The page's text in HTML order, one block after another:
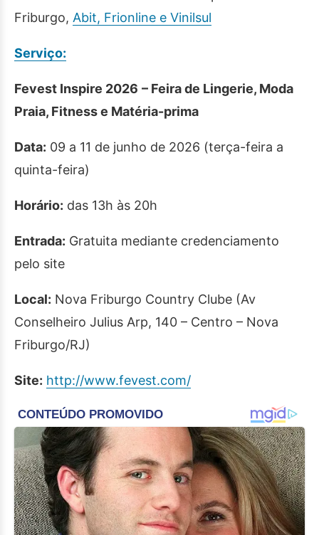
Friburgo, Abit, Frionline e Vinilsul
Serviço:
Fevest Inspire 2026 – Feira de Lingerie, Moda
Praia, Fitness e Matéria-prima
Data: 09 a 11 de junho de 2026 (terça-feira a
quinta-feira)
Horário: das 13h às 20h
Entrada: Gratuita mediante credenciamento
pelo site
Local: Nova Friburgo Country Clube (Av
Conselheiro Julius Arp, 140 – Centro – Nova
Friburgo/RJ)
Site: http://www.fevest.com/